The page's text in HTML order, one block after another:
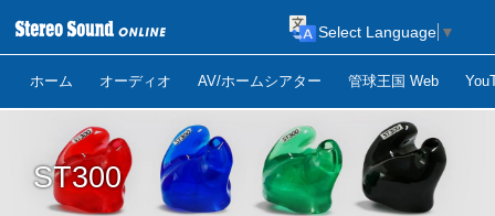
ホーム オーディオ AV/ホームシアター 管球王国 Web
Select Language ▼
ST300